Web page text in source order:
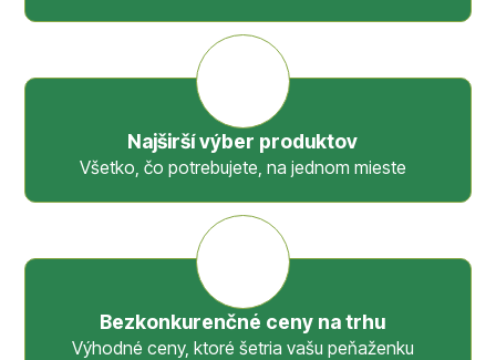
Najširší výber produktov
Všetko, čo potrebujete, na jednom mieste
Bezkonkurenčné ceny na trhu
Výhodné ceny, ktoré šetria vašu peňaženku